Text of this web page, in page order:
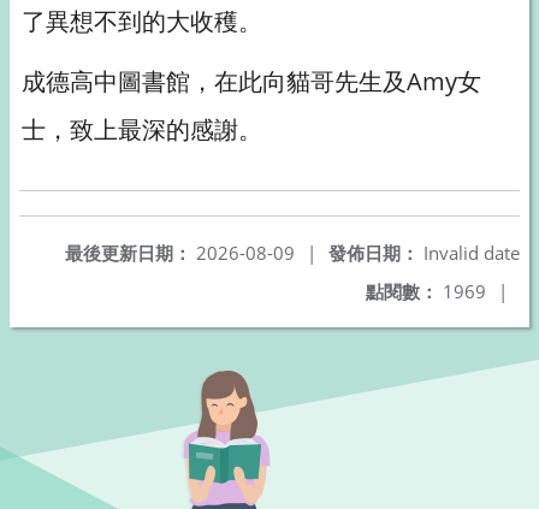
了異想不到的大收穫。
成德高中圖書館，在此向貓哥先生及Amy女
士，致上最深的感謝。
發佈日期： Invalid date
最後更新日期： 2026-08-09
|
點閱數： 1969 |